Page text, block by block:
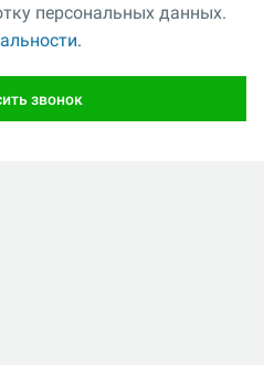
персональных данных.
звонок